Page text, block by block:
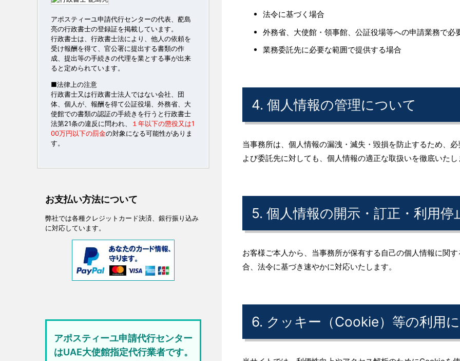
法令に基づく場合
外務省、大使館・領事館、公証役場等への申請業務で必
業務委託先に必要な範囲で提供する場合
4. 個人情報の管理について
当事務所は、個人情報の漏洩・滅失・毀損を防止するため、
よび委託先に対しても、個人情報の適正な取扱いを徹底いた
5. 個人情報の開示・訂正・利用停
お客様ご本人から、当事務所が保有する自己の個人情報に関
合、法令に基づき速やかに対応いたします。
6. クッキー（Cookie）等の利用
アポスティーユ申請代行センターの代表、蓜島
亮の行政書士の登録証を掲載しています。
行政書士は、行政書士法により、他人の依頼を
受け報酬を得て、官公署に提出する書類の作
成、提出等の手続きの代理を業とする事が出来
ると定められています。
■法律上の注意
行政書士又は行政書士法人ではない会社、団
体、個人が、報酬を得て公証役場、外務省、大
使館での書類の認証の手続きを行うと行政書士
法第21条の違反に問われ、
１年以下の懲役又は1
00万円以下の罰金の対象になる可能性がありま
す。
お支払い方法について
弊社では各種クレジットカード決済、銀行振り込み
に対応しています。
アポスティーユ申請代行センター
はUAE大使館指定代行業者です。